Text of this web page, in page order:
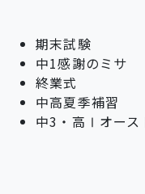
期末試験
中1感謝のミサ
終業式
中高夏季補習
中3・高Ⅰオース